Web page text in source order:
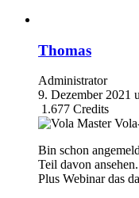
Thomas
Administrator
9. Dezember 2021
1.677 Credits
Bin schon
Teil davon
Plus Webinar das